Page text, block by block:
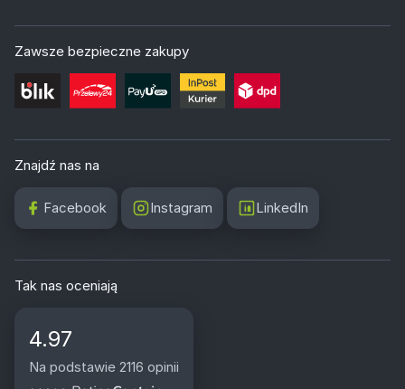
Zawsze bezpieczne zakupy
Znajdź nas na
Facebook Instagram LinkedIn
Tak nas oceniają
4.97
Na podstawie 2116 opinii